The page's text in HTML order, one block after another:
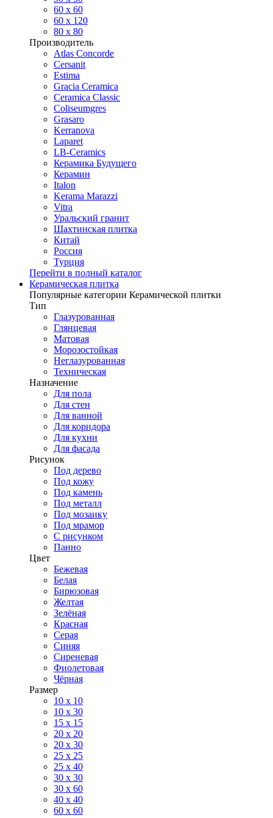
60 х 60
60 x 120
80 x 80
Производитель
Atlas Concorde
Cersanit
Estima
Gracia Ceramica
Ceramica Classic
Coliseumgres
Grasaro
Kerranova
Laparet
LB-Ceramics
Керамика Будущего
Керамин
Italon
Kerama Marazzi
Vitra
Уральский гранит
Шахтинская плитка
Китай
Россия
Турция
Перейти в полный каталог
Керамическая плитка
Популярные категории Керамической плитки
Тип
Глазурованная
Глянцевая
Матовая
Морозостойкая
Неглазурованная
Техническая
Назначение
Для пола
Для стен
Для ванной
Для коридора
Для кухни
Для фасада
Рисунок
Под дерево
Под кожу
Под камень
Под металл
Под мозаику
Под мрамор
С рисунком
Панно
Цвет
Бежевая
Белая
Бирюзовая
Желтая
Зелёная
Красная
Серая
Синяя
Сиреневая
Фиолетовая
Чёрная
Размер
10 х 10
10 x 30
15 x 15
20 х 20
20 x 30
25 x 25
25 x 40
30 x 30
30 х 60
40 х 40
60 х 60